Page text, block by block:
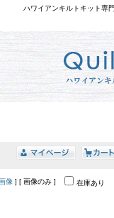
ハワイアンキルトキット専
像 ] [ 画像のみ ] 在庫あり